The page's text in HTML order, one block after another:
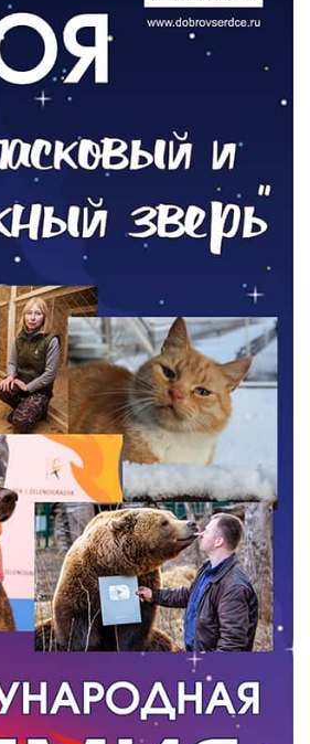
экотропе